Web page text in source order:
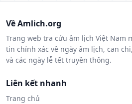
Về Amlich.org
Trang web tra cứu âm lịch Việt Nam
tin chính xác về ngày âm lịch, can
và các ngày lễ tết truyền thống.
Liên kết nhanh
Trang chủ